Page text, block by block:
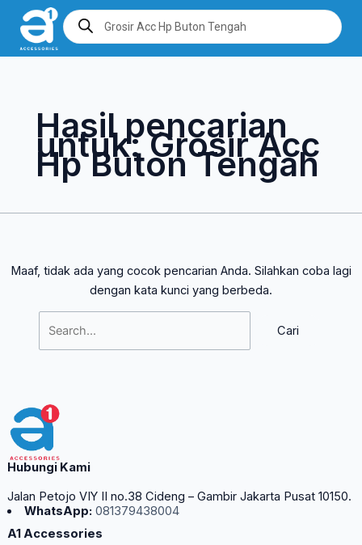
Lewati
konten
Products
search
Hasil pencarian
untuk:Grosir Acc
Hp Buton Tengah
Maaf, tidak ada yang cocok pencarian Anda. Silahkan coba lagi
dengan kata kunci yang berbeda.
Cari
untuk:
Hubungi Kami
Jalan Petojo VIY II no.38 Cideng – Gambir Jakarta Pusat 10150.
WhatsApp: 081379438004
A1 Accessories